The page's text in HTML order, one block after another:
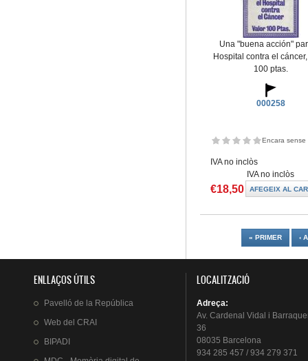
Una "buena acción"
Hospital contra el
100 ptas.
000258
Encara sense
IVA no inclòs
IVA no inclòs
€18,50
« PRIMER ‹
ENLLAÇOS ÚTILS
Pavelló de la República
Web del CRAI
BIPADI
LOCALITZACIÓ
Adreça:
Av. Cardenal Vidal i
36
08035 Barcelona
934 285 457 / 934 279 371